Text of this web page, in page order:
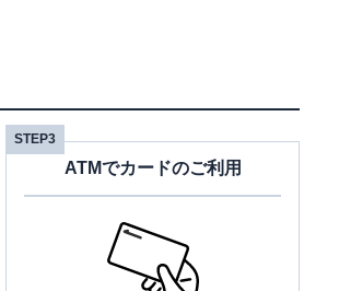
STEP3
ATMでカードのご利用